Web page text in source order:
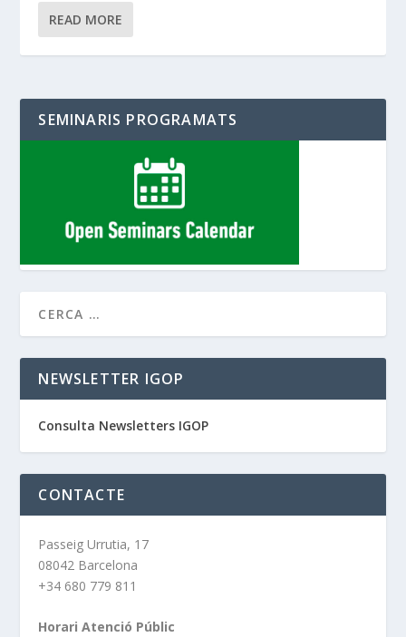
READ MORE
SEMINARIS PROGRAMATS
NEWSLETTER IGOP
Consulta Newsletters IGOP
CONTACTE
Passeig Urrutia, 17
08042 Barcelona
+34 680 779 811
Horari Atenció Públic